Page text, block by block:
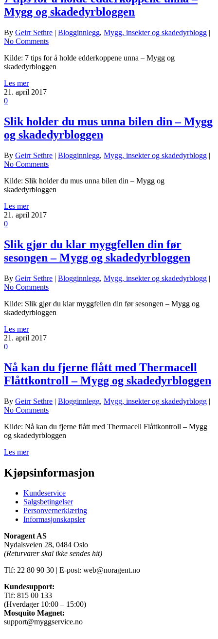
Mygg og skadedyrbloggen
By Geirr Sethre | Blogginnlegg, Mygg, insekter og skadedyrblogg |
No Comments
Kilde: 7 tips for å holde edderkoppene unna – Mygg og
skadedyrbloggen
Les mer
21. april 2017
0
Slik holder du mus unna bilen din – Mygg
og skadedyrbloggen
By Geirr Sethre | Blogginnlegg, Mygg, insekter og skadedyrblogg |
No Comments
Kilde: Slik holder du mus unna bilen din – Mygg og
skadedyrbloggen
Les mer
21. april 2017
0
Slik gjør du klar myggfellen din før
sesongen – Mygg og skadedyrbloggen
By Geirr Sethre | Blogginnlegg, Mygg, insekter og skadedyrblogg |
No Comments
Kilde: Slik gjør du klar myggfellen din før sesongen – Mygg og
skadedyrbloggen
Les mer
21. april 2017
0
Nå kan du fjerne flått med Thermacell
Flåttkontroll – Mygg og skadedyrbloggen
By Geirr Sethre | Blogginnlegg, Mygg, insekter og skadedyrblogg |
No Comments
Kilde: Nå kan du fjerne flått med Thermacell Flåttkontroll – Mygg
og skadedyrbloggen
Les mer
Kjøpsinformasjon
Kundeservice
Salgsbetingelser
Personvernerklæring
Informasjonskapsler
Noragent AS
Nydalsveien 28, 0484 Oslo
(Returvarer skal ikke sendes hit)
Tlf: 22 80 90 30 | E-post: web@noragent.no
Kundesupport:
Tlf: 815 00 133
(Hverdager 10:00 – 15:00)
Mosquito Magnet:
support@myggservice.no